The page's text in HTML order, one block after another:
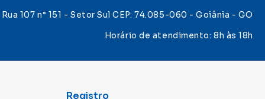
Rua 107 n° 151 - Setor Sul CEP: 74.085-060 - Goiânia - GO
Horário de atendimento: 8h às 18h
Registro